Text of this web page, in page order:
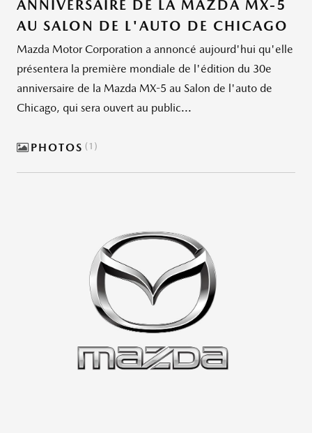
ANNIVERSAIRE DE LA MAZDA MX-5
AU SALON DE L'AUTO DE CHICAGO
Mazda Motor Corporation a annoncé aujourd'hui qu'elle
présentera la première mondiale de l'édition du 30e
anniversaire de la Mazda MX-5 au Salon de l'auto de
Chicago, qui sera ouvert au public...
PHOTOS 1